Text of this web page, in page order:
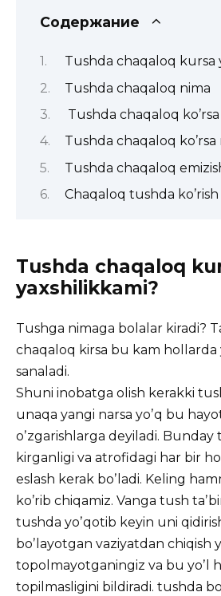
Содержание
Tushda chaqaloq kursa
Tushda chaqaloq nima
Tushda chaqaloq
Tushda chaqaloq ko’rsa
Tushda chaqaloq
Chaqaloq tushda ko’rish
Tushda chaqaloq
yaxshilikkami?
Tushga nimaga bolalar kiradi?
chaqaloq kirsa bu kam hollarda
sanaladi.
Shuni inobatga olish kerakki
unaqa yangi narsa yoʼq bu
oʼzgarishlarga deyiladi. Bunday
kirganligi va atrofidagi har bir
eslash kerak boʼladi. Keling
koʼrib chiqamiz. Vanga tush
tushda yoʼqotib keyin uni
boʼlayotgan vaziyatdan chiqish
topolmayotganingiz va bu yoʼl
topilmasligini bildiradi. tushda